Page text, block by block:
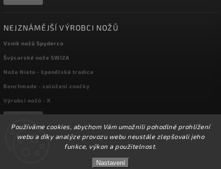
Používáme cookies, abychom Vám umožnili pohodlné prohlížení
webu a díky analýze provozu webu neustále zlepšovali jeho
funkce, výkon a použitelnost.
Nastavení
☀️Ve dnech 3-14.8 2026 máme zavřeno z důvodu
DOVOLENÉ. Eshop zůstává v provozu, objednávky
budeme zpracovávat v pondělí 17.8.2026. Děkujeme za
NEJZNÁMĚJŠÍ VÝROBCI NOŽŮ
Vznik nožů Spyderco
Švýcarské nože SWIZA
Nože Nieto - španělská tradice
Benchmade - založení značky
Výrobci nožů - X
kapesni-noze.cz
Upravit nastavení cookies